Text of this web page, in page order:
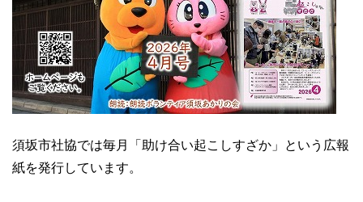
須坂市社協では毎月「助け合い起こしすざか」という広報
紙を発行しています。